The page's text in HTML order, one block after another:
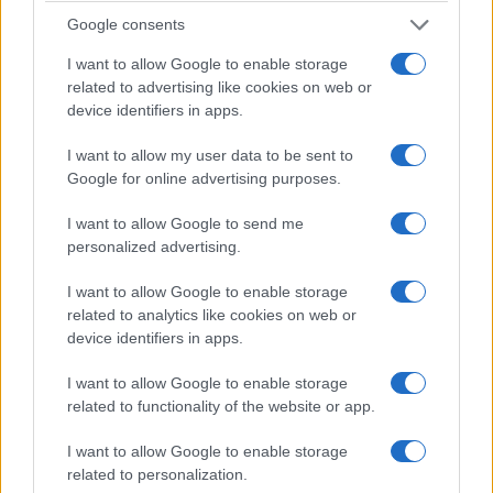
Google consents
I want to allow Google to enable storage
related to advertising like cookies on web or
device identifiers in apps.
I want to allow my user data to be sent to
Google for online advertising purposes.
I want to allow Google to send me
personalized advertising.
I want to allow Google to enable storage
related to analytics like cookies on web or
device identifiers in apps.
I want to allow Google to enable storage
related to functionality of the website or app.
I want to allow Google to enable storage
related to personalization.
La crisi migratoria che sta travolgendo